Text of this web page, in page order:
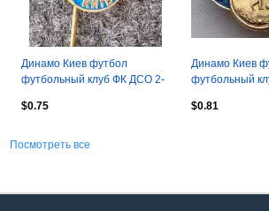
Динамо Киев футбол
футбольный клуб ФК ДСО 2-
$0.75
Динамо Киев
футбольный
$0.81
Посмотреть все